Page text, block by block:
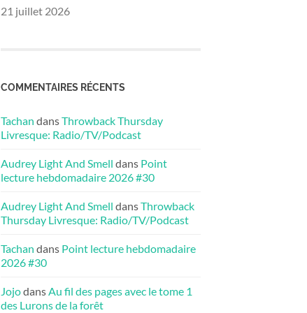
21 juillet 2026
COMMENTAIRES RÉCENTS
Tachan dansThrowback Thursday
Livresque: Radio/TV/Podcast
Audrey Light And Smell dans Point
lecture hebdomadaire 2026 #30
Audrey Light And Smell dansThrowback
Thursday Livresque: Radio/TV/Podcast
Tachan dans Point lecture hebdomadaire
2026 #30
JojodansAu fil des pages avec le tome 1
des Lurons de la forêt